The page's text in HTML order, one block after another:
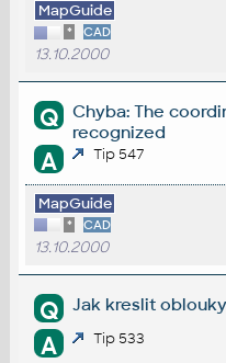
MapGuide
* CAD
13.10.2000
Q
Chyba: The
recognized
A Tip 547
MapGuide
* CAD
13.10.2000
Q Jak kreslit
A Tip 533